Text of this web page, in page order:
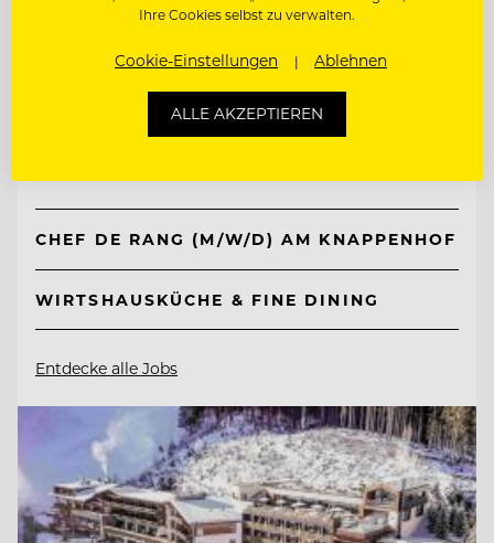
TOP ARBEITGEBER
Knappenhof
CHEF DE RANG (M/W/D) AM KNAPPENHOF
WIRTSHAUSKÜCHE & FINE DINING
Entdecke alle Jobs
Ihre Cookies selbst zu verwalten.
Cookie-Einstellungen Ablehnen
ALLE AKZEPTIEREN